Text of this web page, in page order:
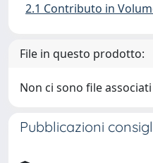
2.1 Contributo in
File in questo prodotto:
Non ci sono file
Pubblicazioni